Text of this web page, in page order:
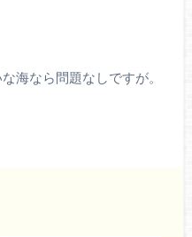
海なら問題なしですが。